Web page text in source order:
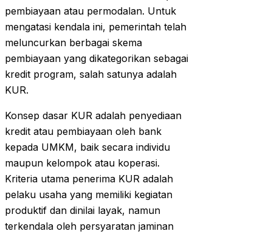
pembiayaan atau permodalan. Untuk
mengatasi kendala ini, pemerintah telah
meluncurkan berbagai skema
pembiayaan yang dikategorikan sebagai
kredit program, salah satunya adalah
KUR.
Konsep dasar KUR adalah penyediaan
kredit atau pembiayaan oleh bank
kepada UMKM, baik secara individu
maupun kelompok atau koperasi.
Kriteria utama penerima KUR adalah
pelaku usaha yang memiliki kegiatan
produktif dan dinilai layak, namun
terkendala oleh persyaratan jaminan